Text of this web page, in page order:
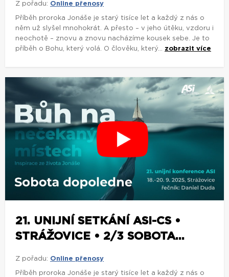
Z pořadu: Online přenosy
Příběh proroka Jonáše je starý tisíce let a každý z nás o
něm už slyšel mnohokrát. A přesto – v jeho útěku, vzdoru i
neochotě – znovu a znovu nacházíme kousek sebe. Je to
příběh o Bohu, který volá. O člověku, který... zobrazit více
21. UNIJNÍ SETKÁNÍ ASI-CS •
STRÁŽOVICE • 2/3 SOBOTA...
Z pořadu: Online přenosy
Příběh proroka Jonáše je starý tisíce let a každý z nás o